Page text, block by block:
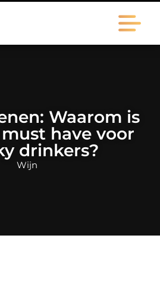
Waarom is
have voor
drinkers?
Wijn